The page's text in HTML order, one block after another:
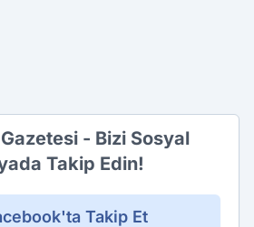
- Bizi Sosyal
Takip Edin!
Takip Et